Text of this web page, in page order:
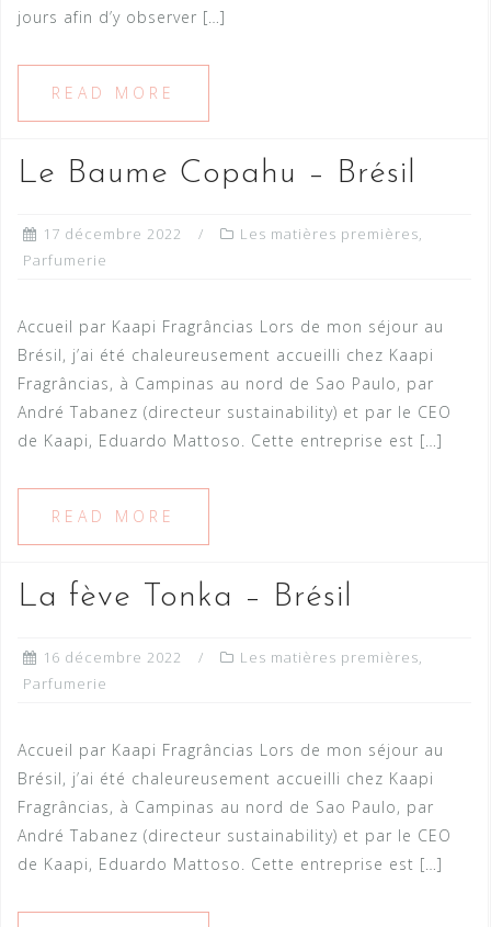
jours afin d’y observer […]
READ MORE
Le Baume Copahu – Brésil
17 décembre 2022 Les matières premières,
Parfumerie
Accueil par Kaapi Fragrâncias Lors de mon séjour au
Brésil, j’ai été chaleureusement accueilli chez Kaapi
Fragrâncias, à Campinas au nord de Sao Paulo, par
André Tabanez (directeur sustainability) et par le CEO
de Kaapi, Eduardo Mattoso. Cette entreprise est […]
READ MORE
La fève Tonka – Brésil
16 décembre 2022 Les matières premières,
Parfumerie
Accueil par Kaapi Fragrâncias Lors de mon séjour au
Brésil, j’ai été chaleureusement accueilli chez Kaapi
Fragrâncias, à Campinas au nord de Sao Paulo, par
André Tabanez (directeur sustainability) et par le CEO
de Kaapi, Eduardo Mattoso. Cette entreprise est […]